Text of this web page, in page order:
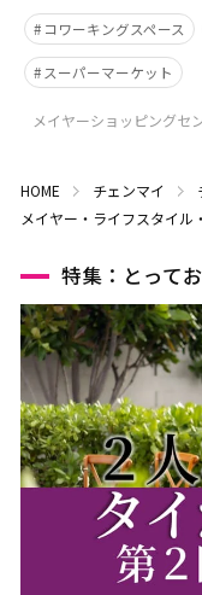
コワーキングスペース
スーパーマーケット
メイヤーショッピング
HOME チェンマイ
メイヤー・ライフスタイル
特集：とって